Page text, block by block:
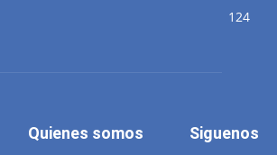
124
Quienes somos Siguenos